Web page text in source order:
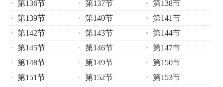
第136节
第137节
第138节
第139节
第140节
第141节
第142节
第143节
第144节
第145节
第146节
第147节
第148节
第149节
第150节
第151节
第152节
第153节